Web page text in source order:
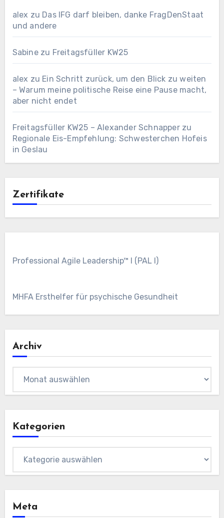
alex zu Das IFG darf bleiben, danke FragDenStaat
und andere
Sabinezu Freitagsfüller KW25
alex zu Ein Schritt zurück, um den Blick zu weiten
– Warum meine politische Reise eine Pause macht,
aber nicht endet
Freitagsfüller KW25 – Alexander Schnapperzu
Regionale Eis-Empfehlung: Schwesterchen Hofeis
in Geslau
Zertifikate
Professional Agile Leadership™ I (PAL I)
MHFA Ersthelfer für psychische Gesundheit
Archiv
Kategorien
Meta